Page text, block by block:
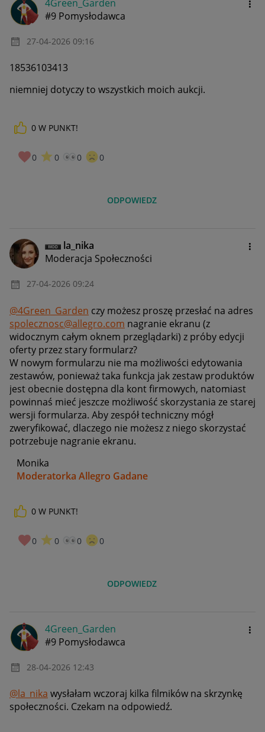
4Green_Garden
#9 Pomysłodawca
‎27-04-2026 09:16
18536103413
niemniej dotyczy to wszystkich moich aukcji.
0 W PUNKT!
0 0 0 0
ODPOWIEDZ
la_nika
Moderacja Społeczności
‎27-04-2026 09:24
@4Green_Garden czy możesz proszę przesłać na adres
spolecznosc@allegro.com nagranie ekranu (z
widocznym całym oknem przeglądarki) z próby edycji
oferty przez stary formularz?
W nowym formularzu nie ma możliwości edytowania
zestawów, ponieważ taka funkcja jak zestaw produktów
jest obecnie dostępna dla kont firmowych, natomiast
powinnaś mieć jeszcze możliwość skorzystania ze starej
wersji formularza. Aby zespół techniczny mógł
zweryfikować, dlaczego nie możesz z niego skorzystać
potrzebuje nagranie ekranu.
Monika
Moderatorka Allegro Gadane
0 W PUNKT!
0 0 0 0
ODPOWIEDZ
4Green_Garden
#9 Pomysłodawca
‎28-04-2026 12:43
@la_nika wysłałam wczoraj kilka filmików na skrzynkę
społeczności. Czekam na odpowiedź.